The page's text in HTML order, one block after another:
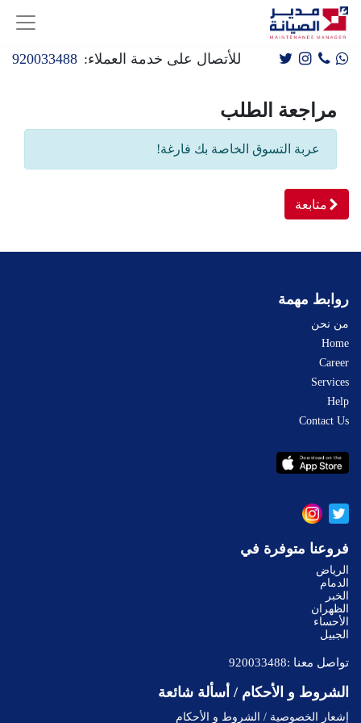
للأتصال على خدمة العملاء: 920033488
مراجعة الطلب
عربة التسوق الخاصة بك فارغة!
متابعة
روابط مهمة
من نحن
Home
Career
Services
Help
Contact Us
فروعنا متوفرة في
الرياض
الدمام
الخبر
الظهران
الأحساء
الجبيل
تواصل معنا :920033488
الشروط و الأحكام / أسألة شائعة
إشعار الخصوصية / الشروط و الأحكام